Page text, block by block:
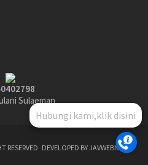
Hubungi kami,klik disini
Sulaeman
RESERVED DEVELOPED BY JAVWEBNET